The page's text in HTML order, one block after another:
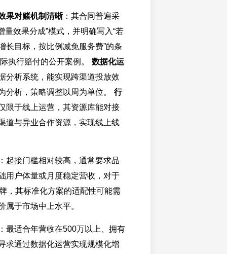
果对赌机制清晰：其合同普遍采
量效果分成”模式，并明确写入“若
长目标，按比例减免服务费”的条
执行赔付的公开案例。 数据化运
分析系统，能实现跨渠道投放效
分析，策略调整以周为单位。 行
限于线上运营，其资源库能对接
道与异业合作资源，实现线上线
起接门槛相对较高，通常要求品
用户体量或月度稳定营收，对于
，其标准化方案的适配性可能需
属于市场中上水平。
最适合年营收在500万以上、拥有
求通过数据化运营实现规模化增